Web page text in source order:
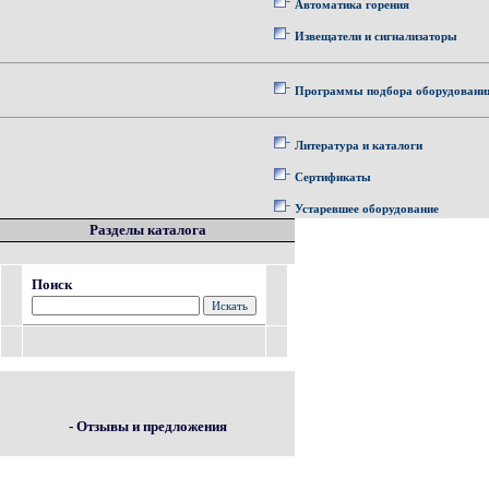
Автоматика горения
Извещатели и сигнализаторы
Программы подбора
Литература и каталоги
Сертификаты
Устаревшее оборудование
Разделы каталога
Поиск
- Отзывы и предложения